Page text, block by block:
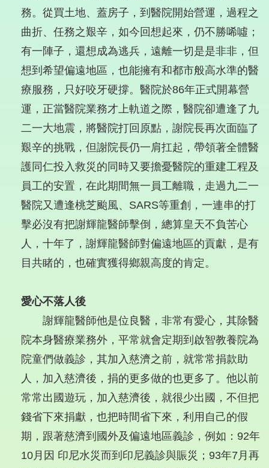
務。從買土地、蓋房子，到醫院開始營運，過程之
曲折、任務之艱辛，如今回想起來，仍不勝唏噓；
有一陣子，還想成為逃兵，遠離一切是是非非，但
想到希望偏遠地區，也能擁有和都市般高水準的醫
療服務，只好咬牙硬撐。醫院於86年正式開幕營
運，正當醫院業務才上軌道之際，醫院卻遭逢了九
二一大地震，將醫院打回原點，謝院長再次面臨了
艱辛的挑戰，但謝院長仍一肩扛起，帶領著全體醫
護同仁投入救災的同時又要擔憂醫院的重建工程及
員工的安置，在此期間無一員工離職，走過九二一
醫院又遭逢桃芝颱風、SARS等重創，一連串的打
擊必沒有把謝輝龍醫師擊倒，總算皇天不負苦心
人，十年了，謝輝龍醫師對偏遠地區的貢獻，是有
目共睹的，也確實獲得鄉親高度的肯定。
愛心不落人後
謝輝龍醫師他是位良醫，非常有愛心，其除醫
院本身醫療業務外，平常就會定期到啟智教養院為
院童們做義診，其加入慈濟之前，就常常捐款助
人，加入慈濟後，捐的更多做的也更多了。他以前
常常出國遊玩，加入慈濟後，就很少出國，不但把
錢省下來捐獻，也把時間省下來，利用自己的假
期，跟著慈濟到國外及偏遠地區義診，例如：92年
10月因 印尼水災而到印尼義診與賑災；93年7月再